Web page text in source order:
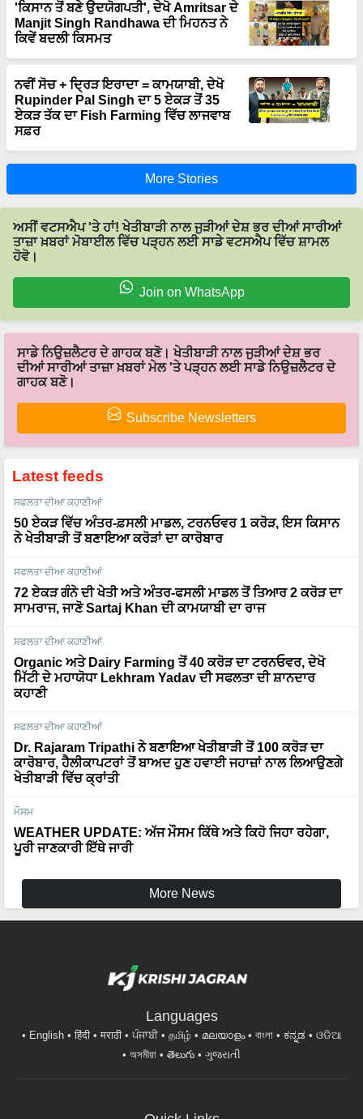
'ਕਿਸਾਨ ਤੋਂ ਬਣੇ ਉਦਯੋਗਪਤੀ', ਦੇਖੋ Amritsar ਦੇ
Manjit Singh Randhawa ਦੀ ਮਿਹਨਤ ਨੇ
ਕਿਵੇਂ ਬਦਲੀ ਕਿਸਮਤ
ਨਵੀਂ ਸੋਚ + ਦ੍ਰਿੜ ਇਰਾਦਾ = ਕਾਮਯਾਬੀ, ਦੇਖੋ
Rupinder Pal Singh ਦਾ 5 ਏਕੜ ਤੋਂ 35
ਏਕੜ ਤੱਕ ਦਾ Fish Farming ਵਿੱਚ ਲਾਜਵਾਬ
ਸਫ਼ਰ
More Stories
ਅਸੀਂ ਵਟਸਐਪ 'ਤੇ ਹਾਂ! ਖੇਤੀਬਾੜੀ ਨਾਲ ਜੁੜੀਆਂ ਦੇਸ਼ ਭਰ ਦੀਆਂ ਸਾਰੀਆਂ
ਤਾਜ਼ਾ ਖ਼ਬਰਾਂ ਮੋਬਾਈਲ ਵਿੱਚ ਪੜ੍ਹਨ ਲਈ ਸਾਡੇ ਵਟਸਐਪ ਵਿੱਚ ਸ਼ਾਮਲ
ਹੋਵੋ।
Join on WhatsApp
ਸਾਡੇ ਨਿਉਜ਼ਲੈਟਰ ਦੇ ਗਾਹਕ ਬਣੋ। ਖੇਤੀਬਾੜੀ ਨਾਲ ਜੁੜੀਆਂ ਦੇਸ਼ ਭਰ
ਦੀਆਂ ਸਾਰੀਆਂ ਤਾਜ਼ਾ ਖ਼ਬਰਾਂ ਮੇਲ 'ਤੇ ਪੜ੍ਹਨ ਲਈ ਸਾਡੇ ਨਿਉਜ਼ਲੈਟਰ ਦੇ
ਗਾਹਕ ਬਣੋ।
Subscribe Newsletters
Latest feeds
ਸਫਲਤਾ ਦੀਆ ਕਹਾਣੀਆਂ
50 ਏਕੜ ਵਿੱਚ ਅੰਤਰ-ਫ਼ਸਲੀ ਮਾਡਲ, ਟਰਨਓਵਰ 1 ਕਰੋੜ, ਇਸ ਕਿਸਾਨ
ਨੇ ਖੇਤੀਬਾੜੀ ਤੋਂ ਬਣਾਇਆ ਕਰੋੜਾਂ ਦਾ ਕਾਰੋਬਾਰ
ਸਫਲਤਾ ਦੀਆ ਕਹਾਣੀਆਂ
72 ਏਕੜ ਗੰਨੇ ਦੀ ਖੇਤੀ ਅਤੇ ਅੰਤਰ-ਫਸਲੀ ਮਾਡਲ ਤੋਂ ਤਿਆਰ 2 ਕਰੋੜ ਦਾ
ਸਾਮਰਾਜ, ਜਾਣੋ Sartaj Khan ਦੀ ਕਾਮਯਾਬੀ ਦਾ ਰਾਜ
ਸਫਲਤਾ ਦੀਆ ਕਹਾਣੀਆਂ
Organic ਅਤੇ Dairy Farming ਤੋਂ 40 ਕਰੋੜ ਦਾ ਟਰਨਓਵਰ, ਦੇਖੋ
ਮਿੱਟੀ ਦੇ ਮਹਾਯੋਧਾ Lekhram Yadav ਦੀ ਸਫਲਤਾ ਦੀ ਸ਼ਾਨਦਾਰ
ਕਹਾਣੀ
ਸਫਲਤਾ ਦੀਆ ਕਹਾਣੀਆਂ
Dr. Rajaram Tripathi ਨੇ ਬਣਾਇਆ ਖੇਤੀਬਾੜੀ ਤੋਂ 100 ਕਰੋੜ ਦਾ
ਕਾਰੋਬਾਰ, ਹੈਲੀਕਾਪਟਰਾਂ ਤੋਂ ਬਾਅਦ ਹੁਣ ਹਵਾਈ ਜਹਾਜ਼ਾਂ ਨਾਲ ਲਿਆਉਣਗੇ
ਖੇਤੀਬਾੜੀ ਵਿੱਚ ਕ੍ਰਾਂਤੀ
ਮੌਸਮ
WEATHER UPDATE: ਅੱਜ ਮੌਸਮ ਕਿੱਥੇ ਅਤੇ ਕਿਹੋ ਜਿਹਾ ਰਹੇਗਾ,
ਪੂਰੀ ਜਾਣਕਾਰੀ ਇੱਥੇ ਜਾਰੀ
More News
Languages
English हिंदी मराठी ਪੰਜਾਬੀ தமிழ் മലയാളം বাংলা ಕನ್ನಡ
ଓଡିଆ
অসমীয়া
తెలుగు ગુજરાતી